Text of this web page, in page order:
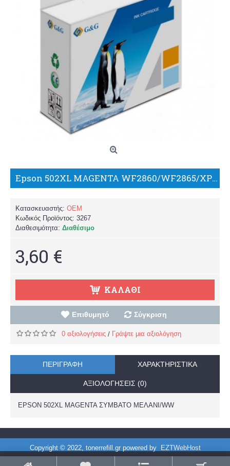
Epson 502XL MAGENTA WF2860/WF2865/XP5100/XP5105 ΣΥΜΒΑΤΟ ΜΕΛΑΝΙ/WW
Κατασκευαστής: OEM
Κωδικός Προϊόντος: 3267
Διαθεσιμότητα: Διαθέσιμο
3,60 €
ΚΑΛΆΘΙ
Επιθυμητό Σύγκριση
0 αξιολογήσεις / Γράψτε μια αξιολόγηση
ΠΕΡΙΓΡΑΦΉ ΧΑΡΑΚΤΗΡΙΣΤΙΚΆ
ΑΞΙΟΛΟΓΉΣΕΙΣ (0)
EPSON 502XL MAGENTA ΣΥΜΒΑΤΟ ΜΕΛΑΝΙ/WW
Copyright © 2022, tonerrefill.gr powered by EZTWebHost